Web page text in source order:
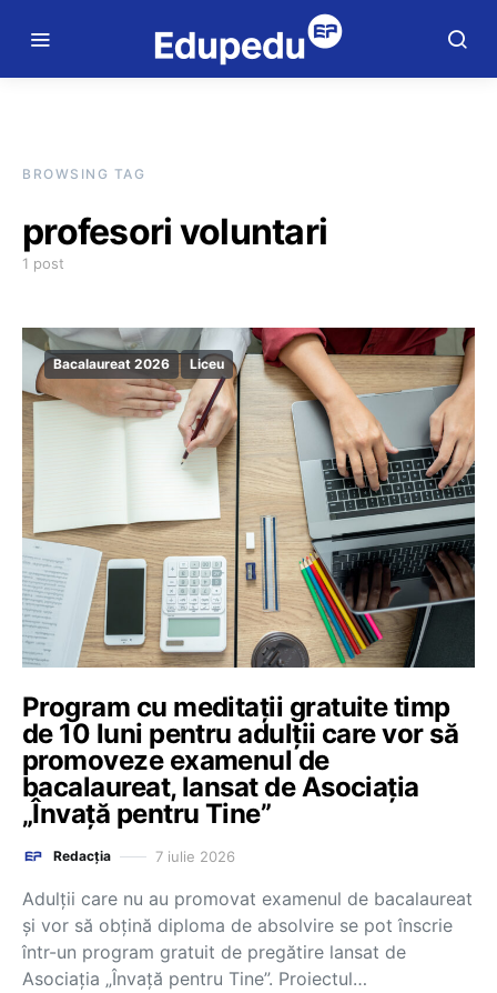
BROWSING TAG
profesori voluntari
1 post
Bacalaureat 2026 Liceu
Program cu meditații gratuite timp
de 10 luni pentru adulții care vor să
promoveze examenul de
bacalaureat, lansat de Asociația
„Învață pentru Tine”
Redacția 7 iulie 2026
Adulții care nu au promovat examenul de bacalaureat
și vor să obțină diploma de absolvire se pot înscrie
într-un program gratuit de pregătire lansat de
Asociația „Învață pentru Tine”. Proiectul…